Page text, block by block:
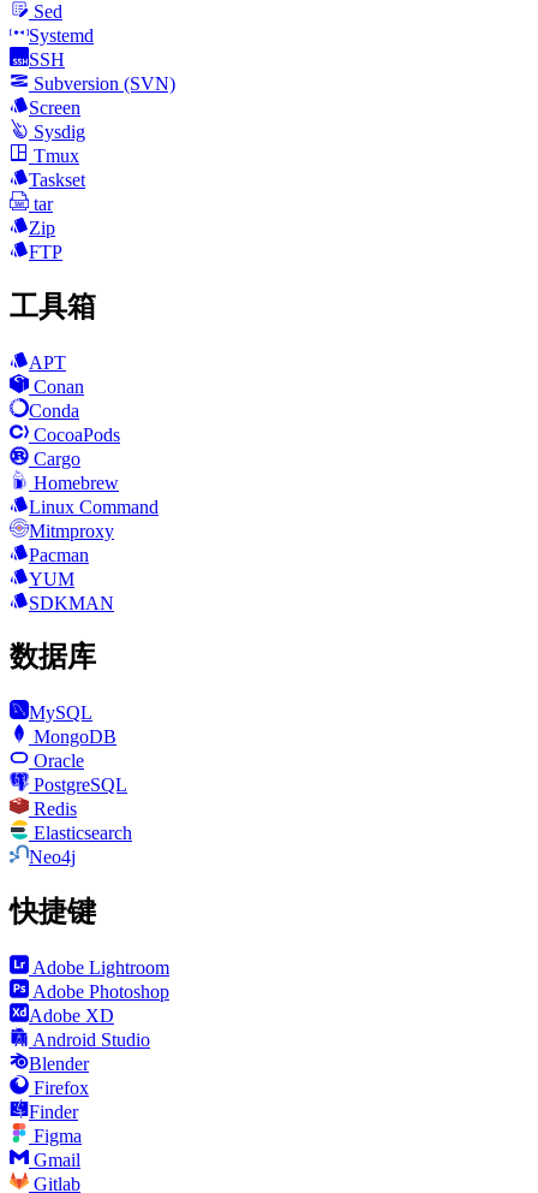
Sed
Systemd
SSH
Subversion (SVN)
Screen
Sysdig
Tmux
Taskset
tar
Zip
FTP
工具箱
APT
Conan
Conda
CocoaPods
Cargo
Homebrew
Linux Command
Mitmproxy
Pacman
YUM
SDKMAN
数据库
MySQL
MongoDB
Oracle
PostgreSQL
Redis
Elasticsearch
Neo4j
快捷键
Adobe Lightroom
Adobe Photoshop
Adobe XD
Android Studio
Blender
Firefox
Finder
Figma
Gmail
Gitlab